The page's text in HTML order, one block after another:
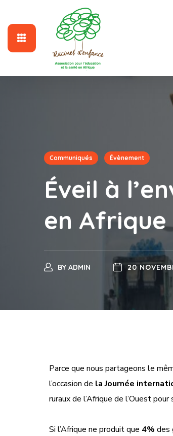
Communiqués Évènement
Éveil à
en Afrique
BY ADMIN 20
Parce que nous partageons le
l’occasion de la Journée
ruraux de l’Afrique de l’Ouest pour
Si l’Afrique ne produit que 4% des